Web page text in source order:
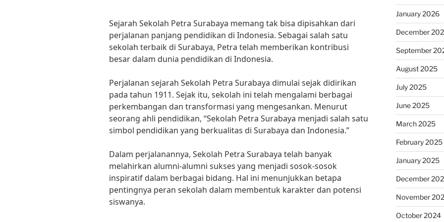
Sejarah Sekolah Petra Surabaya memang tak bisa dipisahkan dari
perjalanan panjang pendidikan di Indonesia. Sebagai salah satu
sekolah terbaik di Surabaya, Petra telah memberikan kontribusi
besar dalam dunia pendidikan di Indonesia.
Perjalanan sejarah Sekolah Petra Surabaya dimulai sejak didirikan
pada tahun 1911. Sejak itu, sekolah ini telah mengalami berbagai
perkembangan dan transformasi yang mengesankan. Menurut
seorang ahli pendidikan, “Sekolah Petra Surabaya menjadi salah satu
simbol pendidikan yang berkualitas di Surabaya dan Indonesia.”
Dalam perjalanannya, Sekolah Petra Surabaya telah banyak
melahirkan alumni-alumni sukses yang menjadi sosok-sosok
inspiratif dalam berbagai bidang. Hal ini menunjukkan betapa
pentingnya peran sekolah dalam membentuk karakter dan potensi
siswanya.
January 2026
December
September
August 2025
July 2025
June 2025
March 2025
February 2025
January 2025
December
November
October 2024